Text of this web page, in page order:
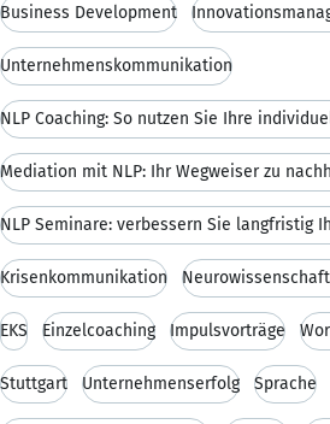
Business Development
Unternehmenskommunikation
NLP Coaching: So nutzen Sie Ihre
NLP Seminare: verbessern Sie langfristig
Krisenkommunikation
EKS Einzelcoaching Impulsvorträge
Stuttgart Unternehmenserfolg Sprache